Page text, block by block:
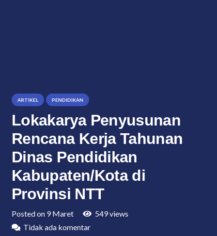
ARTIKEL PENDIDIKAN
Lokakarya Penyusunan
Rencana Kerja Tahunan
Dinas Pendidikan
Kabupaten/Kota di
Provinsi NTT
Posted on 9 Maret 549views
Tidak ada komentar